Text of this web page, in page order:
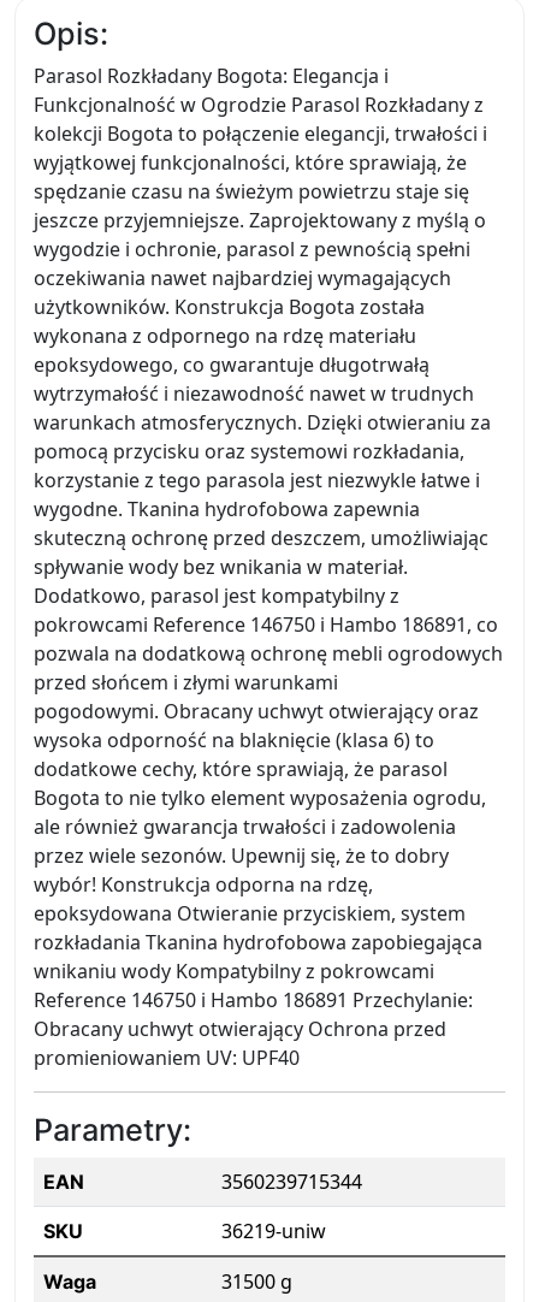
Opis:
Parasol Rozkładany Bogota: Elegancja i
Funkcjonalność w Ogrodzie Parasol Rozkładany z
kolekcji Bogota to połączenie elegancji, trwałości i
wyjątkowej funkcjonalności, które sprawiają, że
spędzanie czasu na świeżym powietrzu staje się
jeszcze przyjemniejsze. Zaprojektowany z myślą o
wygodzie i ochronie, parasol z pewnością spełni
oczekiwania nawet najbardziej wymagających
użytkowników. Konstrukcja Bogota została
wykonana z odpornego na rdzę materiału
epoksydowego, co gwarantuje długotrwałą
wytrzymałość i niezawodność nawet w trudnych
warunkach atmosferycznych. Dzięki otwieraniu za
pomocą przycisku oraz systemowi rozkładania,
korzystanie z tego parasola jest niezwykle łatwe i
wygodne. Tkanina hydrofobowa zapewnia
skuteczną ochronę przed deszczem, umożliwiając
spływanie wody bez wnikania w materiał.
Dodatkowo, parasol jest kompatybilny z
pokrowcami Reference 146750 i Hambo 186891, co
pozwala na dodatkową ochronę mebli ogrodowych
przed słońcem i złymi warunkami
pogodowymi. Obracany uchwyt otwierający oraz
wysoka odporność na blaknięcie (klasa 6) to
dodatkowe cechy, które sprawiają, że parasol
Bogota to nie tylko element wyposażenia ogrodu,
ale również gwarancja trwałości i zadowolenia
przez wiele sezonów. Upewnij się, że to dobry
wybór! Konstrukcja odporna na rdzę,
epoksydowana Otwieranie przyciskiem, system
rozkładania Tkanina hydrofobowa zapobiegająca
wnikaniu wody Kompatybilny z pokrowcami
Reference 146750 i Hambo 186891 Przechylanie:
Obracany uchwyt otwierający Ochrona przed
promieniowaniem UV: UPF40
Parametry:
EAN 3560239715344
SKU 36219-uniw
Waga 31500 g